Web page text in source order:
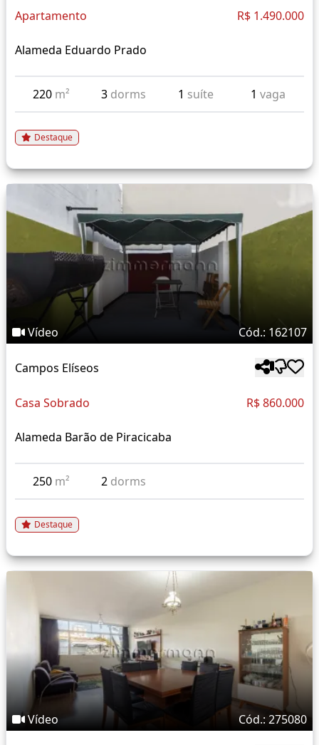
Apartamento R$ 1.490.000
Alameda Eduardo Prado
220 m² 3 dorms 1 suíte 1 vaga
Destaque
Vídeo Cód.: 162107
Campos Elíseos
Casa Sobrado R$ 860.000
Alameda Barão de Piracicaba
250 m² 2 dorms
Destaque
Vídeo Cód.: 275080